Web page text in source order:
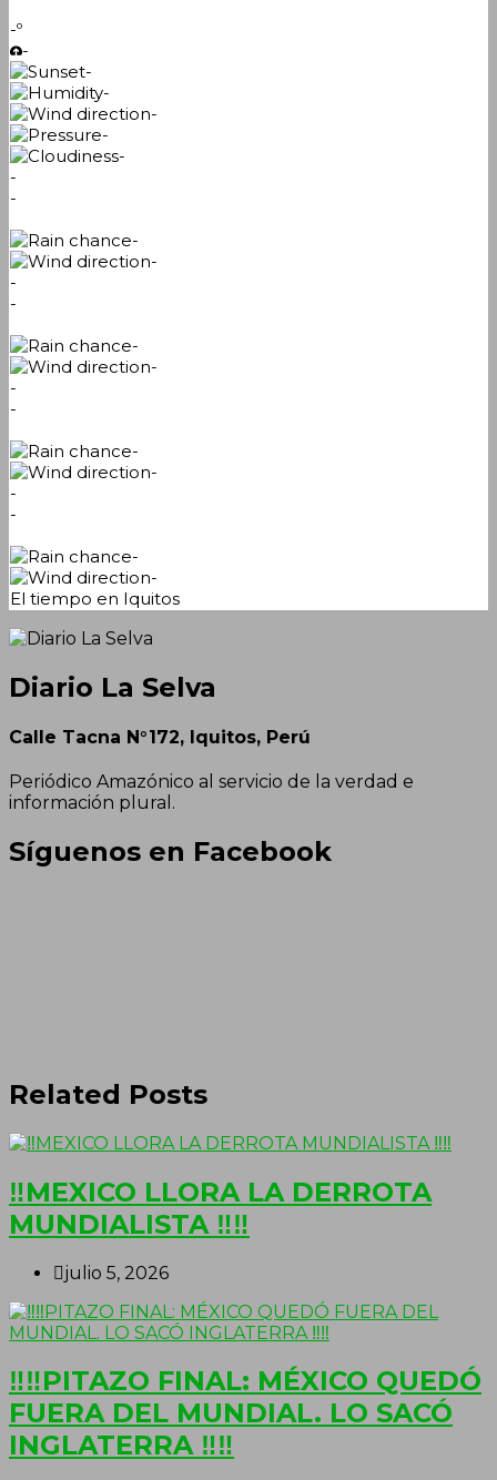
-º
-
-
-
-
-
-
-
-
-
-
-
-
-
-
-
-
-
-
-
-
-
-
El tiempo en Iquitos
Diario La Selva
Calle Tacna N°172, Iquitos, Perú
Periódico Amazónico al servicio de la verdad e
información plural.
Síguenos en Facebook
Related Posts
‼MEXICO LLORA LA DERROTA
MUNDIALISTA ‼‼
julio 5, 2026
‼‼PITAZO FINAL: MÉXICO QUEDÓ
FUERA DEL MUNDIAL. LO SACÓ
INGLATERRA ‼‼